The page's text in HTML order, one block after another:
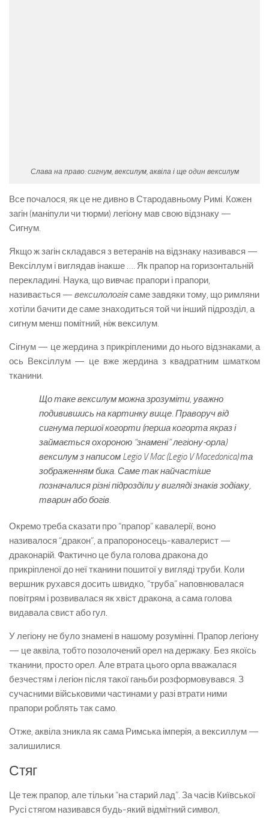
Слава на право: сигнум, вексилум, аквіла і ще один вексилум
Все почалося, як це не дивно в Стародавньому Римі. Кожен
загін (маніпули чи тюрми) легіону мав свою відзнаку —
Сигнум.
Якщо ж загін складався з ветеранів на відзнаку називався —
Вексіллум і виглядав інакше …. Як прапор на горизонтальній
перекладині. Наука, що вивчає прапори і прапори,
називається — вексилологіясаме завдяки тому, що римляни
хотіли бачити де саме знаходиться той чи інший підрозділ, а
сигнум менш помітний, ніж вексилум.
Сігнум — це жердина з прикріпленими до нього відзнаками, а
ось Вексіллум — це вже жердина з квадратним шматком
тканини.
Що таке вексилум можна зрозуміти, уважно
подивившись на картинку вище. Праворуч від
сигнума першої когорти (перша когорта якраз і
займається охороною “знамені” легіону-орла)
вексилум з написом Legio V Mac (Legio V Macedonica) та
зображенням бика. Саме так найчастіше
позначалися різні підрозділи у вигляді знаків зодіаку,
тварин або богів.
Окремо треба сказати про “прапор” кавалерії, воно
називалося “дракон”, а прапороносець-кавалерист —
драконарій. Фактично це була голова дракона до
прикріпленої до неї тканини пошитої у вигляді труби. Коли
вершник рухався досить швидко, “труба” наповнювалася
повітрям і розвивалася як хвіст дракона, а сама голова
видавала свист або гул.
У легіону не було знамені в нашому розумінні. Прапор легіону
— це аквіла, тобто позолочений орел на держаку. Без якоїсь
тканини, просто орел. Але втрата цього орла вважалася
безчестям і легіон після такої ганьби розформовувався. З
сучасними військовими частинами у разі втрати ними
прапори роблять так само.
Отже, аквіла зникла як сама Римська імперія, а вексиллум —
залишилися.
Стяг
Це теж прапор, але тільки “на старий лад”. За часів Київської
Русі стягом називався будь-який відмітний символ,